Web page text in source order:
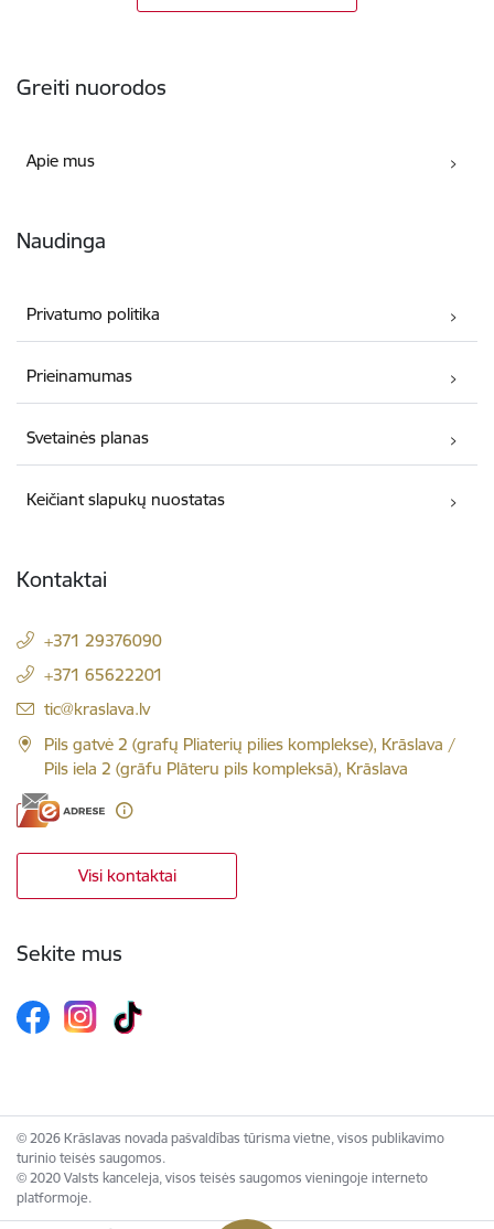
Greiti nuorodos
Apie mus
Naudinga
Privatumo politika
Prieinamumas
Svetainės planas
Keičiant slapukų nuostatas
Kontaktai
+371 29376090
+371 65622201
El. paštas:
tic@kraslava.lv
Pils gatvė 2 (grafų Pliaterių pilies komplekse), Krāslava /
Pils iela 2 (grāfu Plāteru pils kompleksā), Krāslava
Visi kontaktai
Sekite mus
© 2026 Krāslavas novada pašvaldības tūrisma vietne, visos publikavimo
turinio teisės saugomos.
© 2020 Valsts kanceleja, visos teisės saugomos vieningoje interneto
platformoje.